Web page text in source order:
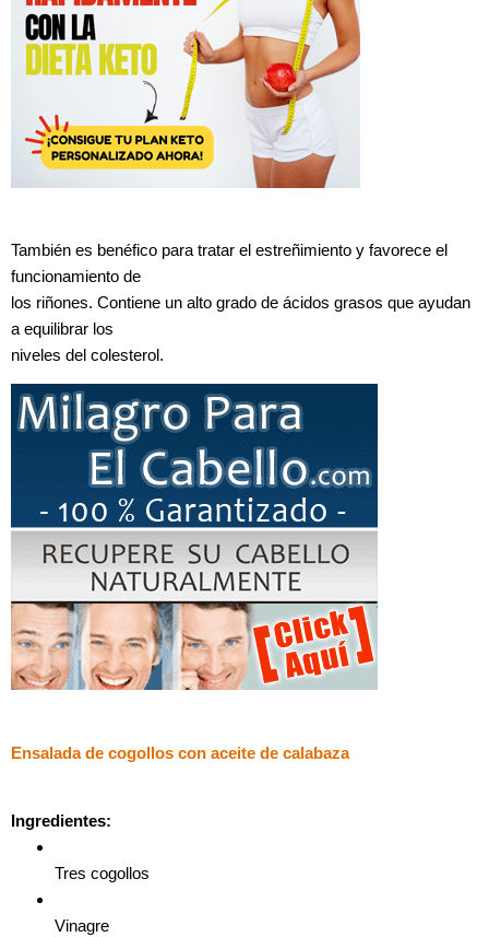
También es benéfico para tratar el estreñimiento y favorece el
funcionamiento de
los riñones. Contiene un alto grado de ácidos grasos que ayudan
a equilibrar los
niveles del colesterol.
Ensalada de cogollos con aceite de calabaza
Ingredientes:
Tres cogollos
Vinagre